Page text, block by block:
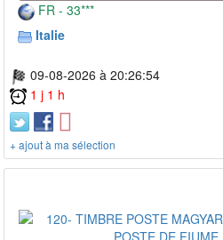
FR - 33***
Italie
09-08-2026 à 20:26:54
1 j 1 h
+ ajout à ma sélection